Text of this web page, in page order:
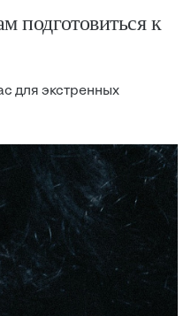
подготовиться к
для экстренных